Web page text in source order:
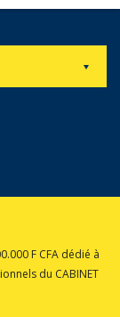
F CFA dédié à
du CABINET